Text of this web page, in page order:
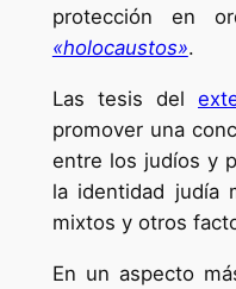
protección en
«holocaustos».
Las tesis del
promover una
entre los judíos y
la identidad judía
mixtos y otros
En un aspecto